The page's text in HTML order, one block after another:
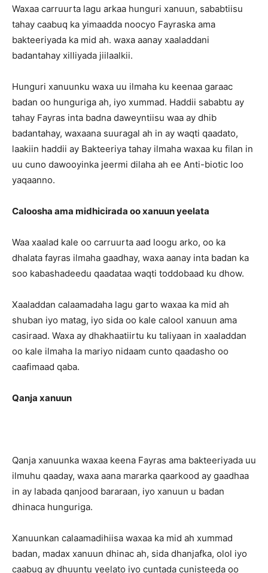
Waxaa carruurta lagu arkaa hunguri xanuun, sababtiisu
tahay caabuq ka yimaadda noocyo Fayraska ama
bakteeriyada ka mid ah. waxa aanay xaaladdani
badantahay xilliyada jiilaalkii.
Hunguri xanuunku waxa uu ilmaha ku keenaa garaac
badan oo hunguriga ah, iyo xummad. Haddii sababtu ay
tahay Fayras inta badna daweyntiisu waa ay dhib
badantahay, waxaana suuragal ah in ay waqti qaadato,
laakiin haddii ay Bakteeriya tahay ilmaha waxaa ku filan in
uu cuno dawooyinka jeermi dilaha ah ee Anti-biotic loo
yaqaanno.
Caloosha ama midhicirada oo xanuun yeelata
Waa xaalad kale oo carruurta aad loogu arko, oo ka
dhalata fayras ilmaha gaadhay, waxa aanay inta badan ka
soo kabashadeedu qaadataa waqti toddobaad ku dhow.
Xaaladdan calaamadaha lagu garto waxaa ka mid ah
shuban iyo matag, iyo sida oo kale calool xanuun ama
casiraad. Waxa ay dhakhaatiirtu ku taliyaan in xaaladdan
oo kale ilmaha la mariyo nidaam cunto qaadasho oo
caafimaad qaba.
Qanja xanuun
Qanja xanuunka waxaa keena Fayras ama bakteeriyada uu
ilmuhu qaaday, waxa aana mararka qaarkood ay gaadhaa
in ay labada qanjood bararaan, iyo xanuun u badan
dhinaca hunguriga.
Xanuunkan calaamadihiisa waxaa ka mid ah xummad
badan, madax xanuun dhinac ah, sida dhanjafka, olol iyo
caabuq ay dhuuntu yeelato iyo cuntada cunisteeda oo